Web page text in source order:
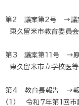
第2 議案第2号 →議案
東久留米市教育委員
第3 議案第11号 →原案
東久留米市立学校医
第4 教育長報告 →報
（1） 令和7年第1回市